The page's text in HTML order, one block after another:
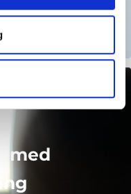
med